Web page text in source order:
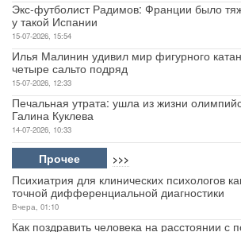
Экс-футболист Радимов: Франции было
у такой Испании
15-07-2026, 15:54
Илья Малинин удивил мир фигурного
четыре сальто подряд
15-07-2026, 12:33
Печальная утрата: ушла из жизни
Галина Куклева
14-07-2026, 10:33
Прочее >>>
Психиатрия для клинических психологов
точной дифференциальной диагностики
Вчера, 01:10
Как поздравить человека на расстоянии с